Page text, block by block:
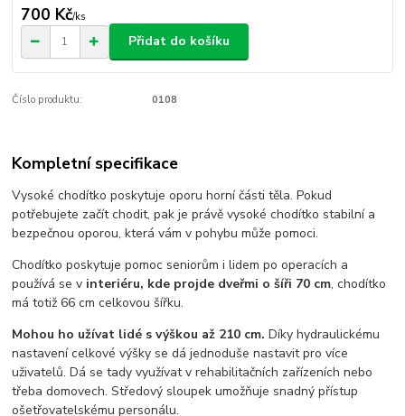
700 Kč/ks
Přidat do košíku
Číslo produktu: 0108
Kompletní specifikace
Vysoké chodítko poskytuje oporu horní části těla. Pokud
potřebujete začít chodit, pak je právě vysoké chodítko stabilní a
bezpečnou oporou, která vám v pohybu může pomoci.
Chodítko poskytuje pomoc seniorům i lidem po operacích a
používá se v interiéru, kde projde dveřmi o šíři 70 cm, chodítko
má totiž 66 cm celkovou šířku.
Mohou ho užívat lidé s výškou až 210 cm. Díky hydraulickému
nastavení celkové výšky se dá jednoduše nastavit pro více
uživatelů. Dá se tady využívat v rehabilitačních zařízeních nebo
třeba domovech. Středový sloupek umožňuje snadný přístup
ošetřovatelskému personálu.